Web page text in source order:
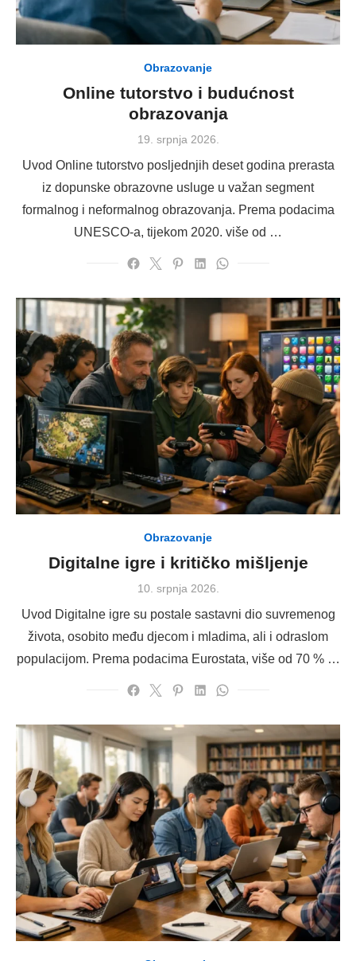
Obrazovanje
Online tutorstvo i budućnost
obrazovanja
Posted
19. srpnja 2026.
Uvod Online tutorstvo posljednjih deset godina prerasta
iz dopunske obrazovne usluge u važan segment
formalnog i neformalnog obrazovanja. Prema podacima
UNESCO-a, tijekom 2020. više od …
Obrazovanje
Digitalne igre i kritičko mišljenje
Posted
10. srpnja 2026.
Uvod Digitalne igre su postale sastavni dio suvremenog
života, osobito među djecom i mladima, ali i odraslom
populacijom. Prema podacima Eurostata, više od 70 % …